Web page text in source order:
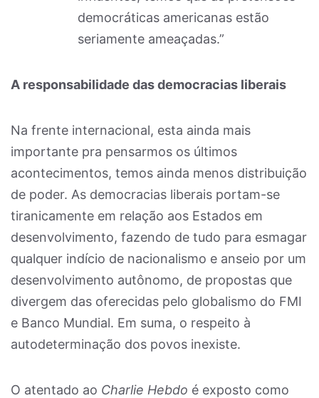
democráticas americanas estão
seriamente ameaçadas.”
A responsabilidade das democracias liberais
Na frente internacional, esta ainda mais
importante pra pensarmos os últimos
acontecimentos, temos ainda menos distribuição
de poder. As democracias liberais portam-se
tiranicamente em relação aos Estados em
desenvolvimento, fazendo de tudo para esmagar
qualquer indício de nacionalismo e anseio por um
desenvolvimento autônomo, de propostas que
divergem das oferecidas pelo globalismo do FMI
e Banco Mundial. Em suma, o respeito à
autodeterminação dos povos inexiste.
O atentado ao Charlie Hebdo é exposto como